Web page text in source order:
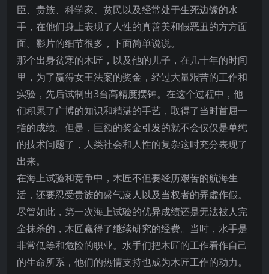
臣、贵族、科学家、贫民以及经常处于生死边缘的水
手，在他们身上表现了人性的真善美和假恶丑的方方面
面。影片的细节很多，下面简单说说。
那个出身贫寒的木匠，以及他的儿子，在几十年的时间
里，为了赢得女王法案的奖金，经过大量艰苦的工作和
实验，先后试制出3台高精度摆钟。在这个过程中，他
们积累了广博的知识和精湛的手艺，取得了当时首屈一
指的成绩。但是，巨额的奖金引发的就不会仅仅是单纯
的技术问题了，人类社会和人性的复杂这时充分表现了
出来。
在海上试验和竞争中，木匠不但要经历艰苦的航海生
活，还要忍受贵族的盛气凌人以及当权者的弄虚作假。
尽管如此，第一次海上试验的优异成绩还是无法被人完
全抹杀的，木匠赢得了继续研究的经费。当时，水手是
非常低等和危险的职业。水手们把木匠的工作看作自己
的生命所系，他们的热情支持也成为木匠工作的动力。